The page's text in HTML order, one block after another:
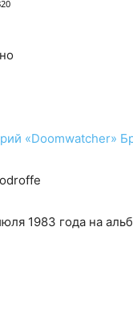
«Doomwatcher»
1983 года на